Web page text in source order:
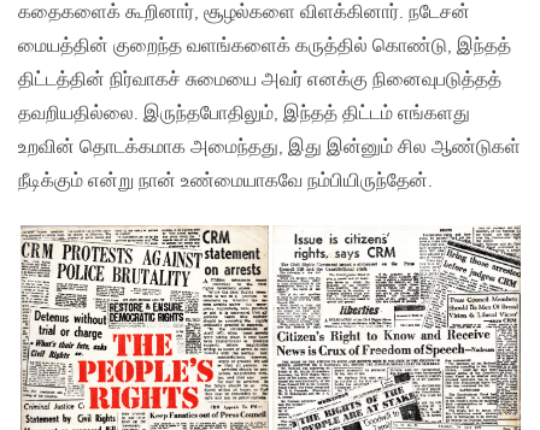
கதைகளைக் கூறினார், சூழல்களை விளக்கினார். நடேசன்
மையத்தின் குறைந்த வளங்களைக் கருத்தில் கொண்டு, இந்தத்
திட்டத்தின் நிர்வாகச் சுமையை அவர் எனக்கு நினைவுபடுத்தத்
தவறியதில்லை. இருந்தபோதிலும், இந்தத் திட்டம் எங்களது
உறவின் தொடக்கமாக அமைந்தது, இது இன்னும் சில ஆண்டுகள்
நீடிக்கும் என்று நான் உண்மையாகவே நம்பியிருந்தேன்.